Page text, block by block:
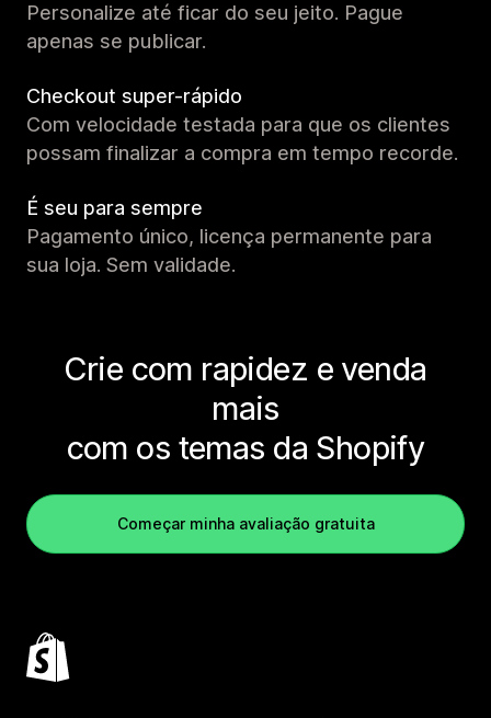
Personalize até ficar do seu jeito. Pague
apenas se publicar.
Checkout super-rápido
Com velocidade testada para que os clientes
possam finalizar a compra em tempo recorde.
É seu para sempre
Pagamento único, licença permanente para
sua loja. Sem validade.
Crie com rapidez e venda
mais
com os temas da Shopify
Começar minha avaliação gratuita